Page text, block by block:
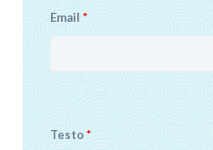
Email *
Testo*